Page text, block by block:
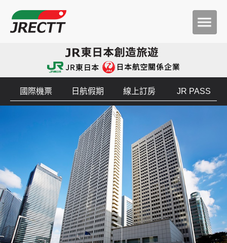
國際機票 日航假期 線上訂房 JR PASS